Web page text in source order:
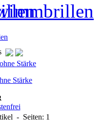
Stärke
- Seiten: 1